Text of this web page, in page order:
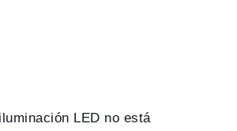
LED no está